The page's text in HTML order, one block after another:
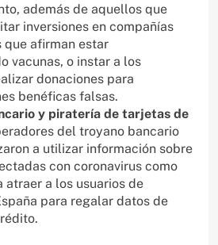
además de aquellos que
inversiones en compañías
afirman estar
vacunas, o instar a los
donaciones para
benéficas falsas.
y piratería de tarjetas de
del troyano bancario
a utilizar información sobre
con coronavirus como
atraer a los usuarios de
para regalar datos de